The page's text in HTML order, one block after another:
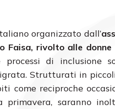
organizzato dall’
Faisa, rivolto alle donne
processi di inclusione
Strutturati in
come reciproche
primavera, saranno